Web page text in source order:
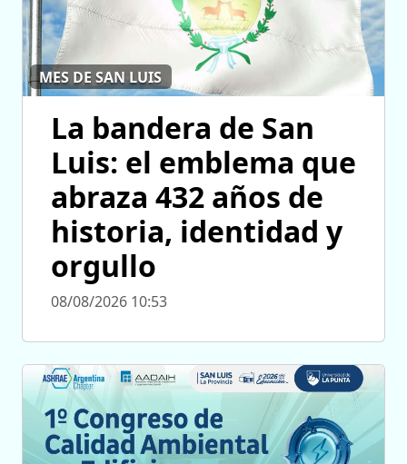
MES DE SAN LUIS
La bandera de San
Luis: el emblema que
abraza 432 años de
historia, identidad y
orgullo
08/08/2026 10:53